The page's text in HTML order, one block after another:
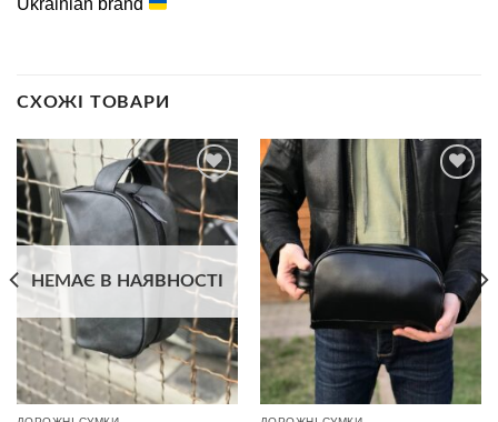
Ukrainian brand
СХОЖІ ТОВАРИ
избранное
НЕМАЄ В НАЯВНОСТІ
избранное